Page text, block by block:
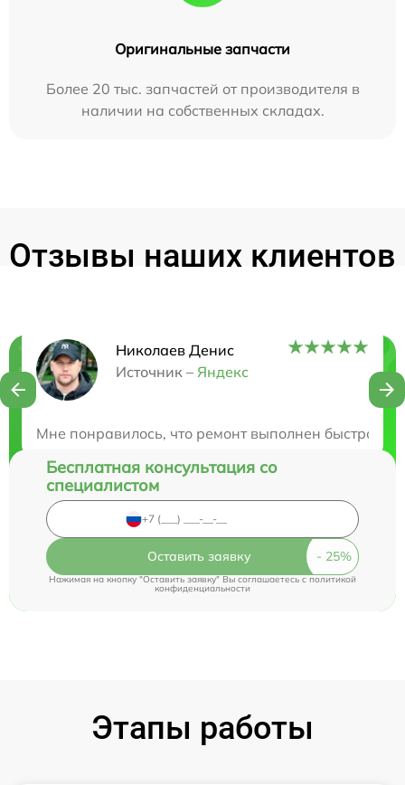
Оригинальные запчасти
Более 20 тыс. запчастей от производителя в
наличии на собственных складах.
Отзывы наших клиентов
Николаев Денис
Источник – Яндекс
Мне понравилось, что ремонт выполнен быстро и
Нужна консультация?
Бесплатная консультация со
специалистом
Оставить заявку
Нажимая на кнопку "Оставить заявку" Вы соглашаетесь cполитикой
конфиденциальности
Этапы работы